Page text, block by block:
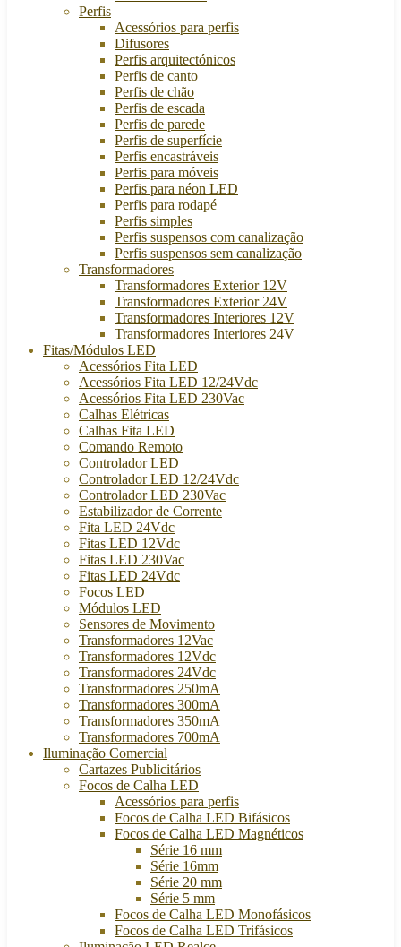
Perfis
Acessórios para perfis
Difusores
Perfis arquitectónicos
Perfis de canto
Perfis de chão
Perfis de escada
Perfis de parede
Perfis de superfície
Perfis encastráveis
Perfis para móveis
Perfis para néon LED
Perfis para rodapé
Perfis simples
Perfis suspensos com canalização
Perfis suspensos sem canalização
Transformadores
Transformadores Exterior 12V
Transformadores Exterior 24V
Transformadores Interiores 12V
Transformadores Interiores 24V
Fitas/Módulos LED
Acessórios Fita LED
Acessórios Fita LED 12/24Vdc
Acessórios Fita LED 230Vac
Calhas Elétricas
Calhas Fita LED
Comando Remoto
Controlador LED
Controlador LED 12/24Vdc
Controlador LED 230Vac
Estabilizador de Corrente
Fita LED 24Vdc
Fitas LED 12Vdc
Fitas LED 230Vac
Fitas LED 24Vdc
Focos LED
Módulos LED
Sensores de Movimento
Transformadores 12Vac
Transformadores 12Vdc
Transformadores 24Vdc
Transformadores 250mA
Transformadores 300mA
Transformadores 350mA
Transformadores 700mA
Iluminação Comercial
Cartazes Publicitários
Focos de Calha LED
Acessórios para perfis
Focos de Calha LED Bifásicos
Focos de Calha LED Magnéticos
Série 16 mm
Série 16mm
Série 20 mm
Série 5 mm
Focos de Calha LED Monofásicos
Focos de Calha LED Trifásicos